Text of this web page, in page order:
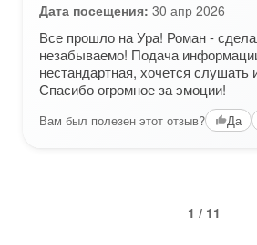
Дата посещения: 30 апр 2026
Все прошло на Ура! Роман -
незабываемо! Подача
нестандартная, хочется слушать
Спасибо огромное за эмоции!
Вам был полезен этот отзыв? Да
1 / 11